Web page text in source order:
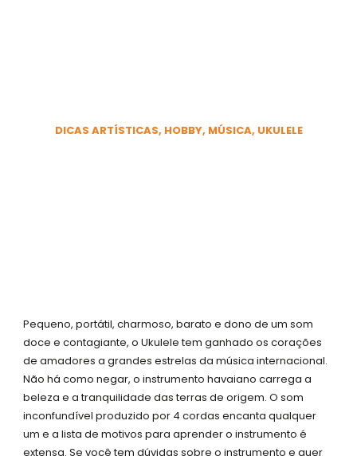
DICAS ARTÍSTICAS, HOBBY, MÚSICA, UKULELE
k
-
s
q
u
a
r
a
m
p
Pequeno, portátil, charmoso, barato e dono de um som
doce e contagiante, o Ukulele tem ganhado os corações
de amadores a grandes estrelas da música internacional.
Não há como negar, o instrumento havaiano carrega a
beleza e a tranquilidade das terras de origem. O som
inconfundível produzido por 4 cordas encanta qualquer
um e a lista de motivos para aprender o instrumento é
extensa. Se você tem dúvidas sobre o instrumento e quer